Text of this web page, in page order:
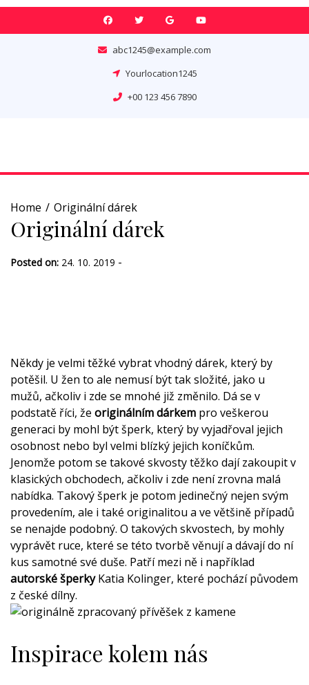
Skip
abc1245@example.com
Yourlocation1245
+00 123 456 7890
Home Originální dárek
Originální dárek
Posted on: 24. 10. 2019 -
Někdy je velmi těžké vybrat vhodný dárek, který by
potěšil. U žen to ale nemusí být tak složité, jako u
mužů, ačkoliv i zde se mnohé již změnilo. Dá se v
podstatě říci, že originálním dárkem pro veškerou
generaci by mohl být šperk, který by vyjadřoval jejich
osobnost nebo byl velmi blízký jejich koníčkům.
Jenomže potom se takové skvosty těžko dají zakoupit v
klasických obchodech, ačkoliv i zde není zrovna malá
nabídka. Takový šperk je potom jedinečný nejen svým
provedením, ale i také originalitou a ve většině případů
se nenajde podobný. O takových skvostech, by mohly
vyprávět ruce, které se této tvorbě věnují a dávají do ní
kus samotné své duše. Patří mezi ně i například
autorské šperky Katia Kolinger, které pochází původem
z české dílny.
Inspirace kolem nás